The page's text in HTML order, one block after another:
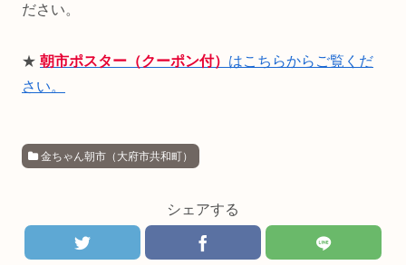
ださい。
★ 朝市ポスター（クーポン付） はこちらからご覧くだ
さい。
金ちゃん朝市（大府市共和町）
シェアする